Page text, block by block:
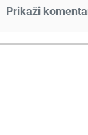
Prikaži